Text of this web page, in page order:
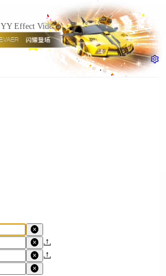
YY Effect Video Animate